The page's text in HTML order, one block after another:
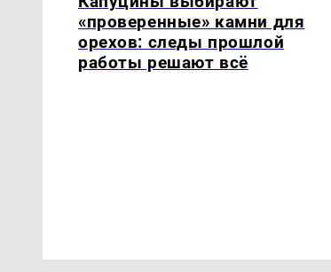
«проверенные» камни для
орехов: следы прошлой
работы решают всё